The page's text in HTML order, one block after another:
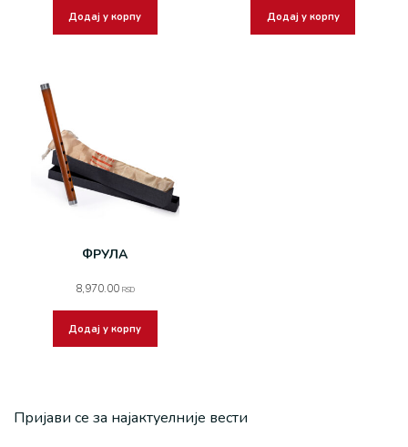
Додај у корпу Додај у корпу
ФРУЛА
8,970.00 RSD
Додај у корпу
Пријави се за најактуелније вести